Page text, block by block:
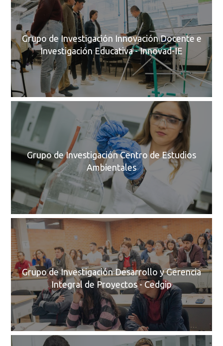
Grupo de Investigación Innovación Docente e
Investigación Educativa - Innovad-IE
Grupo de Investigación Centro de Estudios
Ambientales
Grupo de Investigación Desarrollo y Gerencia
Integral de Proyectos - Cedgip